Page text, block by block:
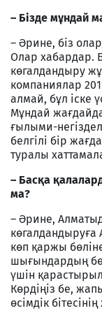
– Бізде мұндай
– Әрине, біз
Олар хабардар.
көгалдандыру
компаниялар
алмай, бұл іске
Мұндай
ғылыми-
белгілі бір
туралы
– Басқа
ма?
– Әрине,
көгалдандыруға
көп қаржы
шығындардың
үшін
Көрдіңіз бе,
өсімдік